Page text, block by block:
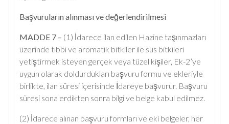
Başvuruların alınması ve değerlendirilmesi
MADDE 7 – (1) İdarece ilan edilen Hazine taşınmazları
üzerinde tıbbi ve aromatik bitkiler ile süs bitkileri
yetiştirmek isteyen gerçek veya tüzel kişiler, Ek-2’ye
uygun olarak doldurdukları başvuru formu ve ekleriyle
birlikte, ilan süresi içerisinde İdareye başvurur. Başvuru
süresi sona erdikten sonra bilgi ve belge kabul edilmez.
(2) İdarece alınan başvuru formları ve eki belgeler, her